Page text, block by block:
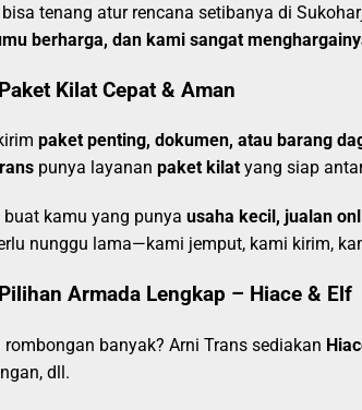
tenang atur rencana setibanya di
berharga, dan kami sangat
Paket Kilat Cepat & Aman
paket penting, dokumen, atau barang
punya layanan paket kilat yang siap
buat kamu yang punya usaha kecil, jualan
nunggu lama—kami jemput, kami kirim,
Pilihan Armada Lengkap – Hiace & Elf
rombongan banyak? Arni Trans sediakan
dll.